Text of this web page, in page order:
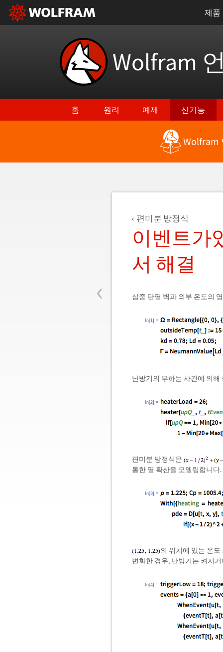
제품
Wolfram
홈 원리 예제 신기능
Wolfram
‹
편미분 방정식
이벤트가
서 해결
삼중 단열 벽과 외부 온도의
In[1]:=
난방기의 부하는 사건에 의
In[2]:=
편미분 방정식은
통한 열 확산을 모델링합니다.
In[3]:=
의 위치에 있는 온
변화한 경우, 난방기는 켜지
In[4]:=